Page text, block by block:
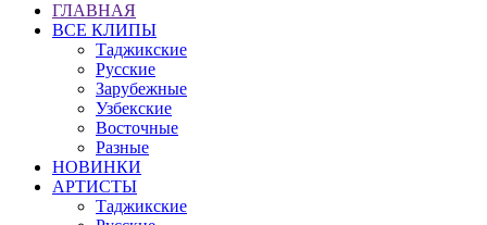
ГЛАВНАЯ
ВСЕ КЛИПЫ
Таджикские
Русские
Зарубежные
Узбекские
Восточные
Разные
НОВИНКИ
АРТИСТЫ
Таджикские